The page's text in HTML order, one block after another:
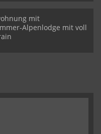
mit
Alpenlodge mit voll